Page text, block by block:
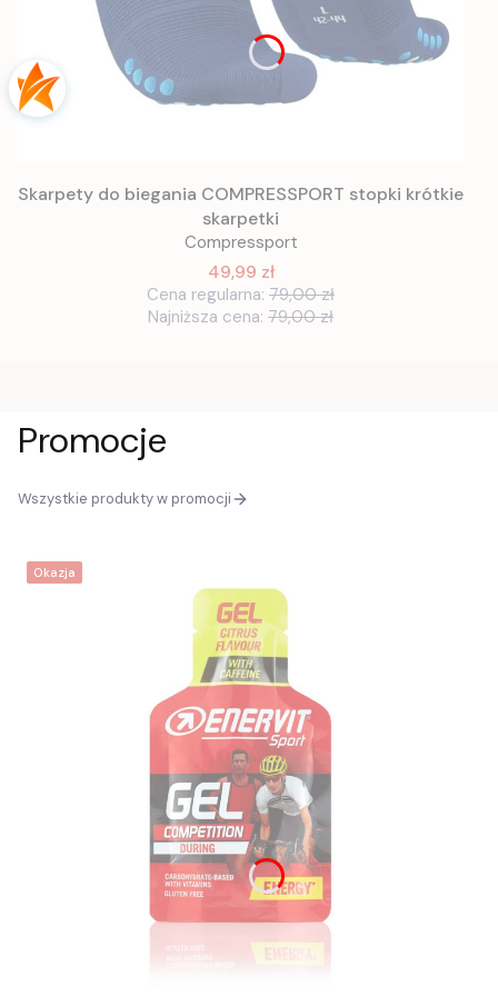
Skarpety do biegania COMPRESSPORT stopki krótkie
skarpetki
Compressport
49,99 zł
Cena regularna: 79,00 zł
Najniższa cena: 79,00 zł
Promocje
Wszystkie produkty w promocji
Okazja